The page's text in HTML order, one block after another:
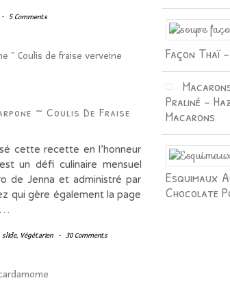
- 5 Comments
~ Coulis De Fraise
cette recette en l’honneur
un défi culinaire mensuel
de Jenna et administré par
qui gère également la page
slide, Végétarien - 30 Comments
Façon Thaï
Praliné –
Macarons
Esquimaux
Chocolate